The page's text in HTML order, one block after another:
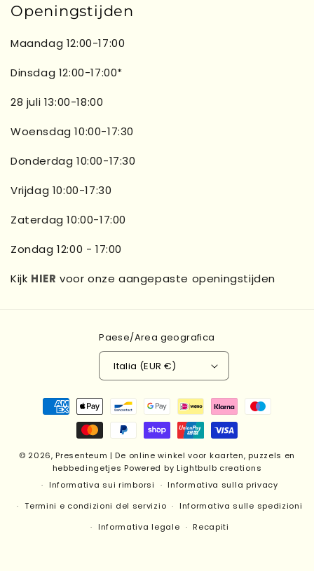
Openingstijden
Maandag 12:00-17:00
Dinsdag 12:00-17:00*
28 juli 13:00-18:00
Woensdag 10:00-17:30
Donderdag 10:00-17:30
Vrijdag 10:00-17:30
Zaterdag 10:00-17:00
Zondag 12:00 - 17:00
Kijk HIER voor onze aangepaste openingstijden
Paese/Area geografica
Italia (EUR €)
Metodi
pagamento
© 2026, Presenteum | De online winkel voor kaarten, puzzels en
hebbedingetjes Powered by Lightbulb creations
Informativa sui rimborsi
Informativa sulla privacy
Termini e condizioni del servizio
Informativa sulle spedizioni
Informativa legale
Recapiti